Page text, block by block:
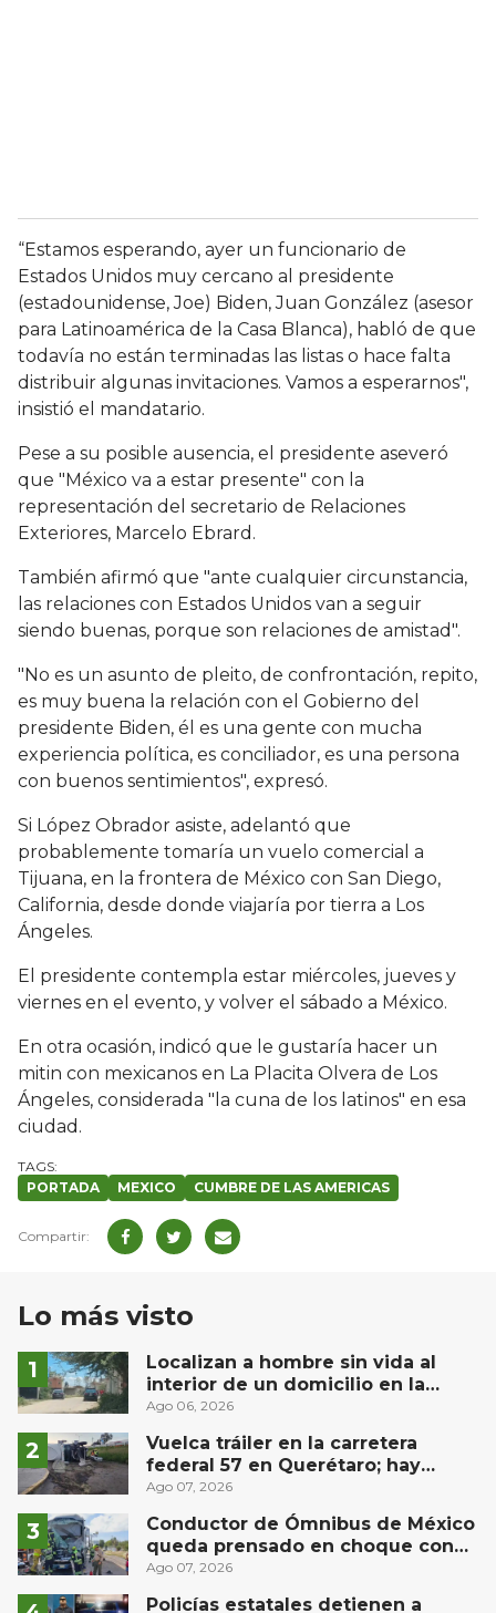
“Estamos esperando, ayer un funcionario de
Estados Unidos muy cercano al presidente
(estadounidense, Joe) Biden, Juan González (asesor
para Latinoamérica de la Casa Blanca), habló de que
todavía no están terminadas las listas o hace falta
distribuir algunas invitaciones. Vamos a esperarnos",
insistió el mandatario.
Pese a su posible ausencia, el presidente aseveró
que "México va a estar presente" con la
representación del secretario de Relaciones
Exteriores, Marcelo Ebrard.
También afirmó que "ante cualquier circunstancia,
las relaciones con Estados Unidos van a seguir
siendo buenas, porque son relaciones de amistad".
"No es un asunto de pleito, de confrontación, repito,
es muy buena la relación con el Gobierno del
presidente Biden, él es una gente con mucha
experiencia política, es conciliador, es una persona
con buenos sentimientos", expresó.
Si López Obrador asiste, adelantó que
probablemente tomaría un vuelo comercial a
Tijuana, en la frontera de México con San Diego,
California, desde donde viajaría por tierra a Los
Ángeles.
El presidente contempla estar miércoles, jueves y
viernes en el evento, y volver el sábado a México.
En otra ocasión, indicó que le gustaría hacer un
mitin con mexicanos en La Placita Olvera de Los
Ángeles, considerada "la cuna de los latinos" en esa
ciudad.
PORTADA MEXICO CUMBRE DE LAS AMERICAS
Lo más visto
Localizan a hombre sin vida al
interior de un domicilio en la
comunidad El Rodeo, San Juan del
Ago 06, 2026
Vuelca tráiler en la carretera
federal 57 en Querétaro; hay
derrame de combustible
controlado, sin lesionados
Ago 07, 2026
Conductor de Ómnibus de México
queda prensado en choque con
materialista en San Juan del Río
Ago 07, 2026
Policías estatales detienen a